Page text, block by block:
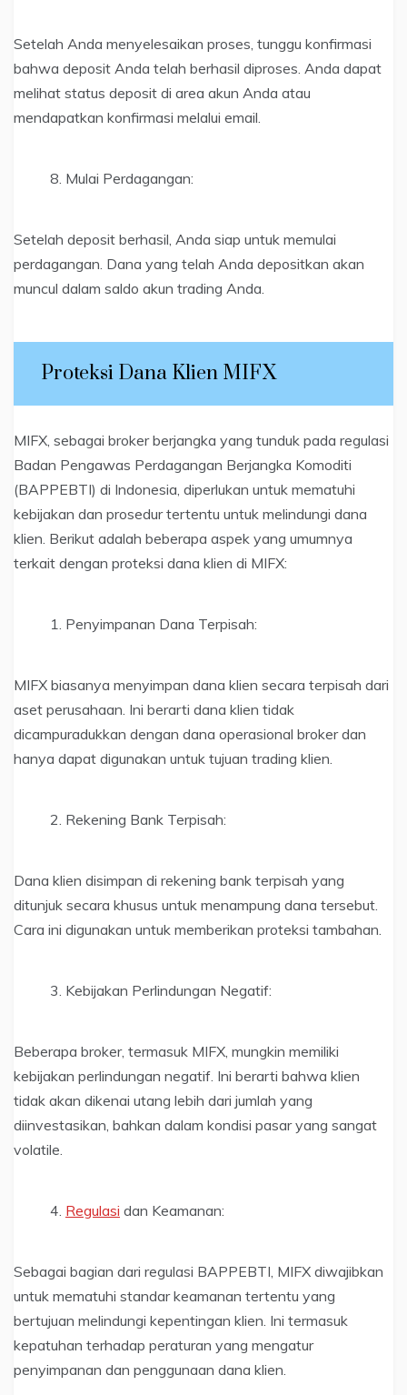
Setelah Anda menyelesaikan proses, tunggu konfirmasi
bahwa deposit Anda telah berhasil diproses. Anda dapat
melihat status deposit di area akun Anda atau
mendapatkan konfirmasi melalui email.
Mulai Perdagangan:
Setelah deposit berhasil, Anda siap untuk memulai
perdagangan. Dana yang telah Anda depositkan akan
muncul dalam saldo akun trading Anda.
Proteksi Dana Klien MIFX
MIFX, sebagai broker berjangka yang tunduk pada regulasi
Badan Pengawas Perdagangan Berjangka Komoditi
(BAPPEBTI) di Indonesia, diperlukan untuk mematuhi
kebijakan dan prosedur tertentu untuk melindungi dana
klien. Berikut adalah beberapa aspek yang umumnya
terkait dengan proteksi dana klien di MIFX:
Penyimpanan Dana Terpisah:
MIFX biasanya menyimpan dana klien secara terpisah dari
aset perusahaan. Ini berarti dana klien tidak
dicampuradukkan dengan dana operasional broker dan
hanya dapat digunakan untuk tujuan trading klien.
Rekening Bank Terpisah:
Dana klien disimpan di rekening bank terpisah yang
ditunjuk secara khusus untuk menampung dana tersebut.
Cara ini digunakan untuk memberikan proteksi tambahan.
Kebijakan Perlindungan Negatif:
Beberapa broker, termasuk MIFX, mungkin memiliki
kebijakan perlindungan negatif. Ini berarti bahwa klien
tidak akan dikenai utang lebih dari jumlah yang
diinvestasikan, bahkan dalam kondisi pasar yang sangat
volatile.
Regulasi dan Keamanan:
Sebagai bagian dari regulasi BAPPEBTI, MIFX diwajibkan
untuk mematuhi standar keamanan tertentu yang
bertujuan melindungi kepentingan klien. Ini termasuk
kepatuhan terhadap peraturan yang mengatur
penyimpanan dan penggunaan dana klien.